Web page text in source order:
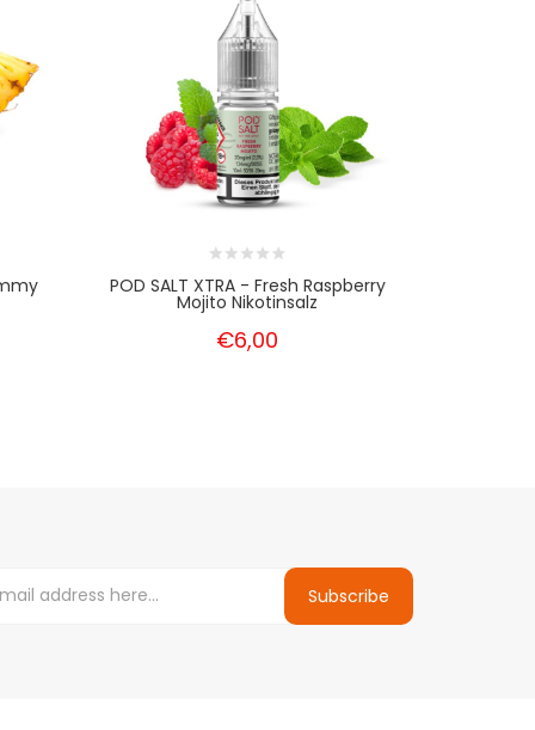
POD SALT XTRA - Fresh Raspberry
Mojito Nikotinsalz
€6,00
Subscribe